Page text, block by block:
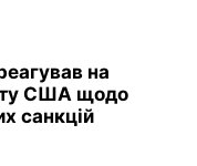
на
США щодо
санкцій